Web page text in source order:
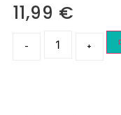
11,99 €
- +